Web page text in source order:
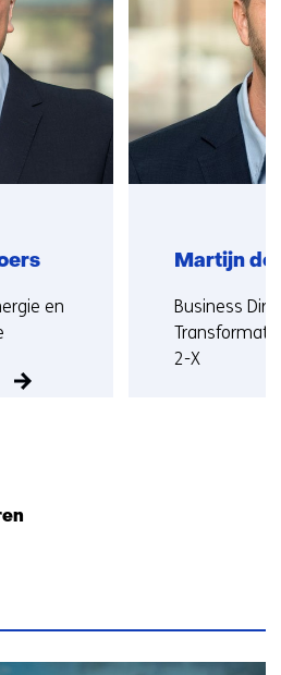
ons
op)
en
Martijn de
Functie:
Business
2-X
op)